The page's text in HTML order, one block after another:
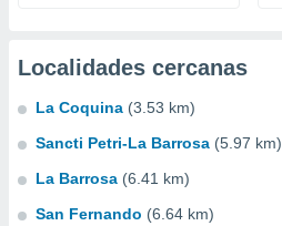
Localidades cercanas
La Coquina (3.53 km)
Sancti Petri-La Barrosa (5.97 km)
La Barrosa (6.41 km)
San Fernando (6.64 km)